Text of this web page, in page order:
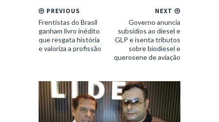
NEXT
Governo anuncia
subsídios ao diesel e
GLP e isenta tributos
sobre biodiesel e
querosene de aviação
PREVIOUS
Frentistas do Brasil
ganham livro inédito
que resgata história
e valoriza a profissão